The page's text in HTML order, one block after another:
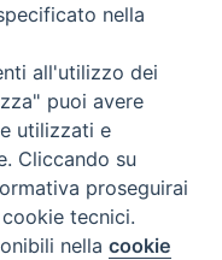
diritti riservati - Vita
Torna
Preferenze Cookie
nella
all'utilizzo dei
puoi avere
utilizzati e
Cliccando su
proseguirai
tecnici.
nellacookie